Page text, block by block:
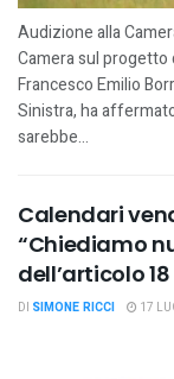
Audizione alla
Camera sul progetto
Francesco Emilio
Sinistra, ha
sarebbe...
Calendari
“Chiediamo
dell’articolo
DI SIMONE RICCI 17